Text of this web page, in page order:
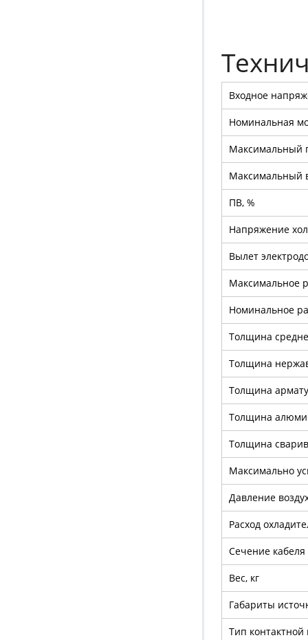
Входное
Номинальная
Максимальный
Максимальный
ПВ, %
Напряжение
Вылет
Максимальное
Номинальное
Толщина
Толщина
Толщина
Толщина
Толщина
Максимально
Давление
Расход
Сечение
Вес, кг
Габариты
Тип